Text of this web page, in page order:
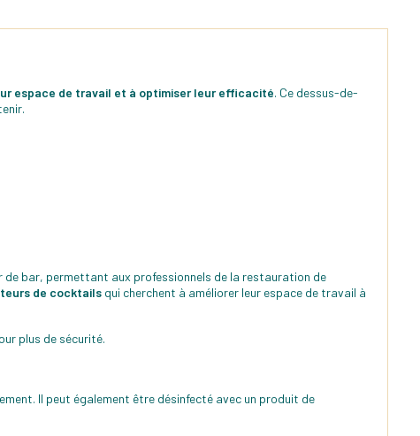
espace de travail et à optimiser leur efficacité. Ce dessus-de-
de bar, permettant aux professionnels de la restauration de
de cocktails qui cherchent à améliorer leur espace de travail à
plus de sécurité.
Il peut également être désinfecté avec un produit de